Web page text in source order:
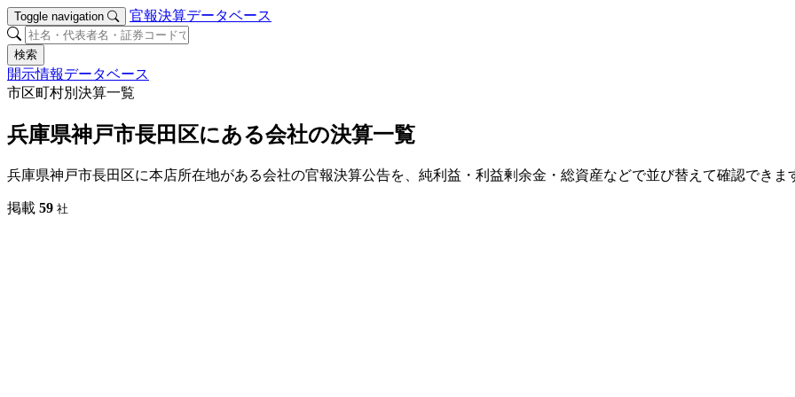
Toggle navigation 官報決算データベース
検索
開示情報データベース
市区町村別決算一覧
兵庫県神戸市長田区にある会社の決算一覧
兵庫県神戸市長田区に本店所在地がある会社の官報決算公告を、純利益・利益剰余金・総資産などで並び替えて確認できま
掲載 59 社